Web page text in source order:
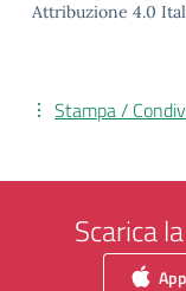
Attribuzione 4.0
Stampa /
Scarica